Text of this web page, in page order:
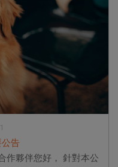
告
作夥伴您好， 針對本公